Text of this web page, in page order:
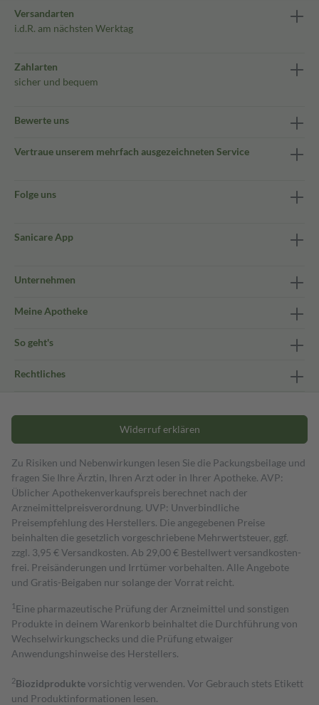
Versandarten
i.d.R. am nächsten Werktag
Zahlarten
sicher und bequem
Bewerte uns
Vertraue unserem mehrfach ausgezeichneten Service
Folge uns
Sanicare App
Unternehmen
Meine Apotheke
So geht's
Rechtliches
Widerruf erklären
Zu Risiken und Nebenwirkungen lesen Sie die Packungsbeilage und
fragen Sie Ihre Ärztin, Ihren Arzt oder in Ihrer Apotheke. AVP:
Üblicher Apothekenverkaufspreis berechnet nach der
Arzneimittelpreisverordnung. UVP: Unverbindliche
Preisempfehlung des Herstellers. Die angegebenen Preise
beinhalten die gesetzlich vorgeschriebene Mehrwertsteuer, ggf.
zzgl. 3,95 € Versandkosten. Ab 29,00 € Bestell­wert versand­kosten­
frei. Preisänderungen und Irrtümer vorbehalten. Alle Angebote
und Gratis-Beigaben nur solange der Vorrat reicht.
1 Eine pharmazeutische Prüfung der Arzneimittel und sonstigen
Produkte in deinem Warenkorb beinhaltet die Durchführung von
Wechselwirkungschecks und die Prüfung etwaiger
Anwendungshinweise des Herstellers.
2Biozidproduktevorsichtig verwenden. Vor Gebrauch stets Etikett
und Produktinformationen lesen.